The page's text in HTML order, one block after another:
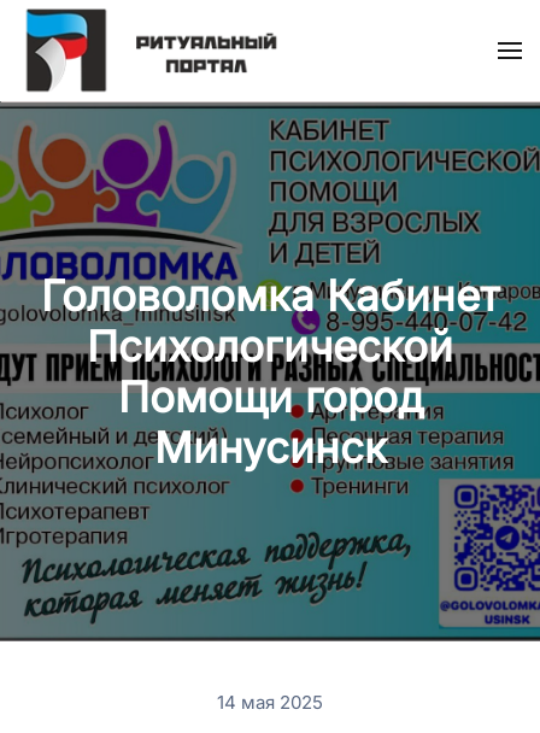
Skip
to
content
Головоломка Кабинет
Психологической
Помощи город
Минусинск
14 мая 2025